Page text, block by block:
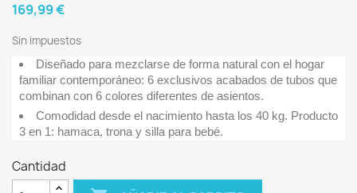
169,99 €
Sin impuestos
Diseñado para mezclarse de forma natural con el hogar
familiar contemporáneo: 6 exclusivos acabados de tubos que
combinan con 6 colores diferentes de asientos.
Comodidad desde el nacimiento hasta los 40 kg. Producto
3 en 1: hamaca, trona y silla para bebé.
Cantidad